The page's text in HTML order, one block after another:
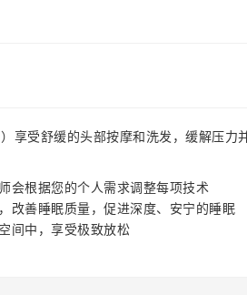
受舒缓的头部按摩和洗发，缓解压力
根据您的个人需求调整每项技术
善睡眠质量，促进深度、安宁的睡眠
间中，享受极致放松